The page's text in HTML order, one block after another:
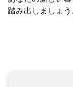
踏み出しましょ